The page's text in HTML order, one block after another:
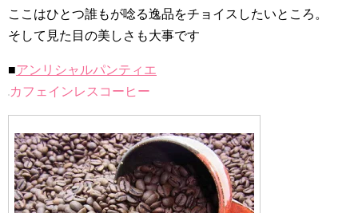
ここはひとつ誰もが唸る逸品をチョイスしたいところ。
そして見た目の美しさも大事です
■アンリシャルパンティエ
カフェインレスコーヒー